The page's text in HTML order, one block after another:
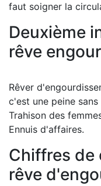
faut soigner la
Deuxième
rêve
Rêver
c'est une peine sans
Trahison des
Ennuis d'affaires.
Chiffres de
rêve